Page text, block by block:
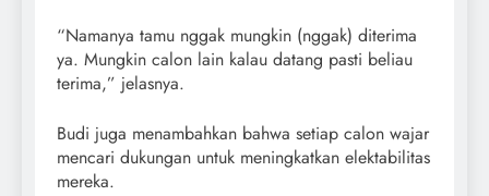
“Namanya tamu nggak mungkin (nggak) diterima
ya. Mungkin calon lain kalau datang pasti beliau
terima,” jelasnya.
Budi juga menambahkan bahwa setiap calon wajar
mencari dukungan untuk meningkatkan elektabilitas
mereka.